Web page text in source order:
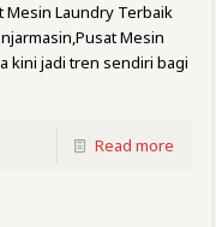
Mesin Laundry Terbaik
Mesin
kini jadi tren sendiri bagi
Read more